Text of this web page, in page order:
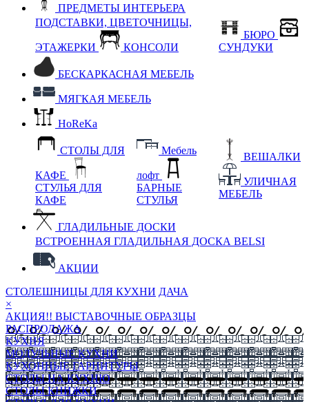
ПРЕДМЕТЫ ИНТЕРЬЕРА
ПОДСТАВКИ, ЦВЕТОЧНИЦЫ,
ЭТАЖЕРКИ КОНСОЛИ
БЮРО
СУНДУКИ
БЕСКАРКАСНАЯ МЕБЕЛЬ
МЯГКАЯ МЕБЕЛЬ
HoReKa
СТОЛЫ ДЛЯ
КАФЕ
СТУЛЬЯ ДЛЯ
КАФЕ
Мебель
лофт
БАРНЫЕ
СТУЛЬЯ
ВЕШАЛКИ
УЛИЧНАЯ
МЕБЕЛЬ
ГЛАДИЛЬНЫЕ ДОСКИ
ВСТРОЕННАЯ ГЛАДИЛЬНАЯ ДОСКА BELSI
АКЦИИ
СТОЛЕШНИЦЫ ДЛЯ КУХНИ ДАЧА
×
АКЦИЯ!! ВЫСТАВОЧНЫЕ ОБРАЗЦЫ
РАСПРОДАЖА
КУХНЯ
МОДУЛЬНЫЕ КУХНИ
КУХОННЫЕ ГАРНИТУРЫ
СТОЛЫ НА КУХНЮ
СТОЛЫ КНИЖКИ